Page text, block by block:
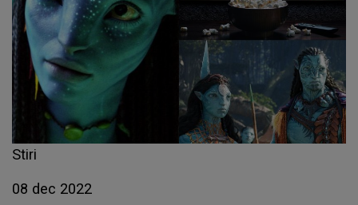
Stiri
08 dec 2022